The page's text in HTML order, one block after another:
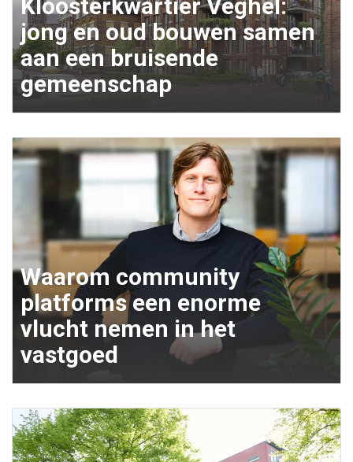
Kloosterkwartier Veghel:
jong en oud bouwen samen
aan een bruisende
gemeenschap
Waarom community
platforms een enorme
vlucht nemen in het
vastgoed